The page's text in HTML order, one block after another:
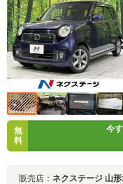
無
料
今
販売店： ネクステージ 山